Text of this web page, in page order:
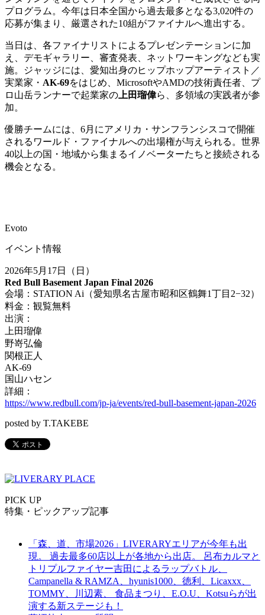
プログラム。今年は日本全国から過去最多となる3,020件の
応募が集まり、厳選された10組がファイナルへ進出する。
当日は、各ファイナリストによるプレゼンテーションに加
え、デモギャラリー、審査発表、ネットワーキングなども実
施。ジャッジには、愛知出身のヒップホップアーティスト／
実業家・ AK-69をはじめ、MicrosoftやAMDの技術責任者、プ
ロ山岳ランナーで起業家の 上田瑠偉ら、多領域の実践者が参
加。
優勝チームには、6月にアメリカ・サンフランシスコで開催
されるワールド・ファイナルへの出場権が与えられる。世界
40以上の国・地域から集まるイノベーターたちと接続される
機会となる。
Evoto
イベント情報
2026年5月17日（日）
Red Bull Basement Japan Final 2026
会場：STATION Ai（愛知県名古屋市昭和区鶴舞1丁目2−32）
料金：観覧無料
出演：
上田瑠偉
野嵜弘倫
関根正人
AK-69
国山ハセン
詳細：
https://www.redbull.com/jp-ja/events/red-bull-basement-japan-2026
posted by T.TAKEBE
PICK UP
特集・ピックアップ記事
「森、道、市場2026」LIVERARYエリアが今年も出
現。 過去最多60店以上が各地から出店。 呂布カルマと
トリプルファイヤー吉田によるラップバトル、
Campanella & RAMZA、hyunis1000、徳利、Licaxxx、
TOMMY、川辺素、 食品まつり、E.O.U、Kotsuらが出
演する新ステージも！